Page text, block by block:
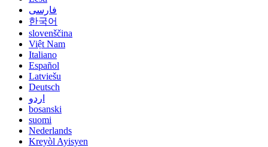
فارسی
한국어
slovenščina
Việt Nam
Italiano
Español
Latviešu
Deutsch
اردو
bosanski
suomi
Nederlands
Kreyòl Ayisyen